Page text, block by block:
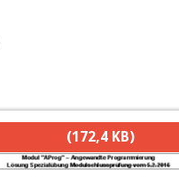
(172,4 KB)